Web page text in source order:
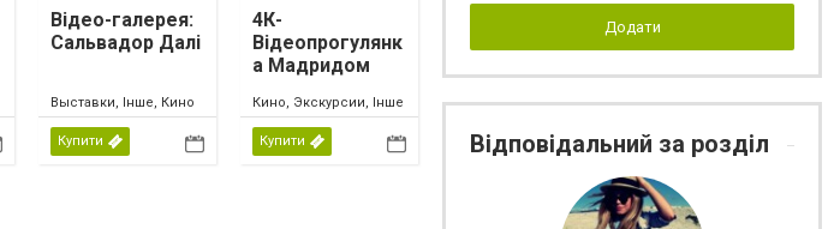
Відео-галерея:
Сальвадор Далі
Выставки, Інше, Кино
Купити
4К-
Відеопрогулянк
а Мадридом
Кино, Экскурсии, Інше
Купити
Додати
Відповідальний за розділ